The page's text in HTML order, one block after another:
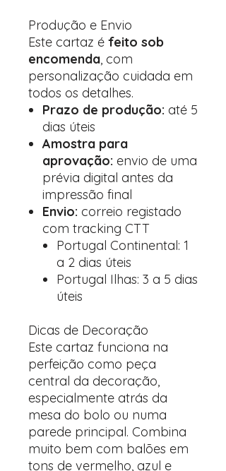
Produção e Envio
Este cartaz é feito sob
encomenda, com
personalização cuidada em
todos os detalhes.
Prazo de produção: até 5
dias úteis
Amostra para
aprovação: envio de uma
prévia digital antes da
impressão final
Envio: correio registado
com tracking CTT
Portugal Continental: 1
a 2 dias úteis
Portugal Ilhas: 3 a 5 dias
úteis
Dicas de Decoração
Este cartaz funciona na
perfeição como peça
central da decoração,
especialmente atrás da
mesa do bolo ou numa
parede principal. Combina
muito bem com balões em
tons de vermelho, azul e